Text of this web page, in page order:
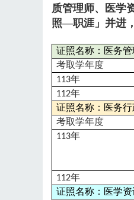
质管理师、医学
照—职涯」并进
证照名称：医务
考取学年度
113年
112年
证照名称：医务
考取学年度
113年
112年
证照名称：医学